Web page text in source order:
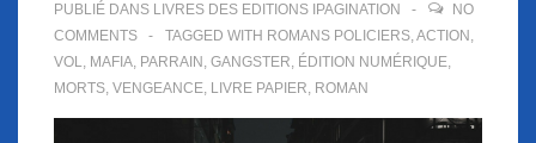
PUBLIÉ DANS LIVRES DES EDITIONS IPAGINATION
NO
COMMENTS
TAGGED WITH ROMANS POLICIERS,ACTION ,
VOL, MAFIA, PARRAIN , GANGSTER, ÉDITION NUMÉRIQUE,
MORTS, VENGEANCE, LIVRE PAPIER, ROMAN